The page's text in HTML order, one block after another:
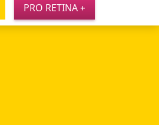
PRO RETINA +